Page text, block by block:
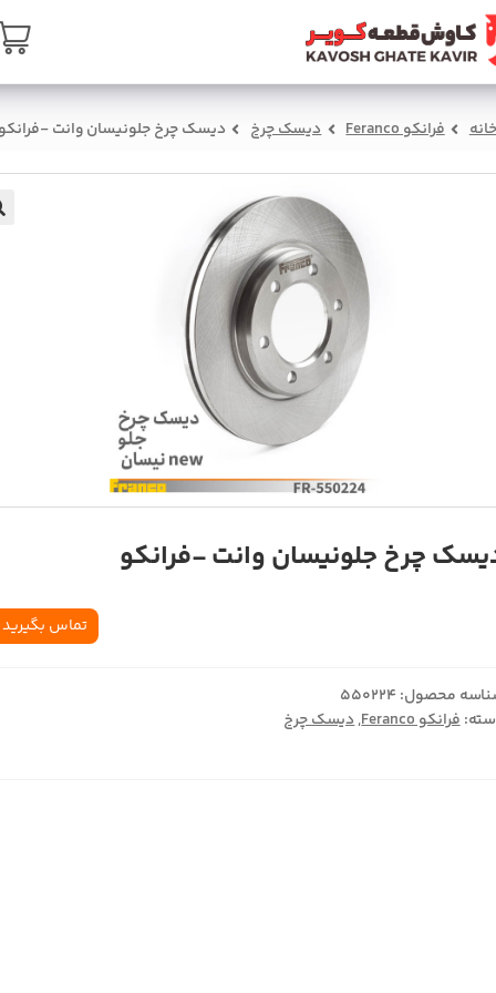
اصلی
سبد خرید درباره ما تماس با ما
خانه فرانکو Feranco دیسک چرخ دیسک چرخ جلونیسان وانت -
چرخ جلونیسان وانت -فرانکو
تماس بگیرید
محصول: 550224
فرانکو Feranco ,دیسک چرخ